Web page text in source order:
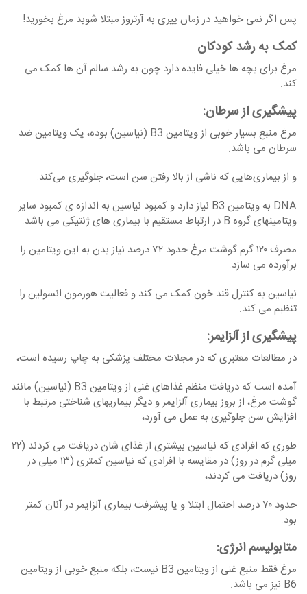
پس اگر نمی خواهید در زمان پیری به آرتروز مبتلا شوبد مرغ بخورید!
کمک به رشد کودکان
مرغ برای بچه ها خیلی فایده دارد چون به رشد سالم آن ها کمک می
کند.
پیشگیری از سرطان:
مرغ منبع بسیار خوبی از ویتامین B3 (نیاسین) بوده، یک ویتامین ضد
سرطان می ‏باشد.
و از بیماری‌هایی که ناشی از بالا رفتن سن است، جلوگیری می‌کند.
DNA به ویتامین B3 نیاز دارد و کمبود نیاسین به اندازه ‏ی کمبود سایر
ویتامین‏های گروه B در ارتباط مستقیم با بیماری های ژنتیکی می ‏باشد.
مصرف ۱۲۰ گرم گوشت مرغ حدود ۷۲ درصد نیاز بدن به این ویتامین را
برآورده می ‏سازد.
نیاسین به کنترل قند خون کمک می ‏کند و فعالیت هورمون انسولین را
تنظیم می ‏کند.
پیشگیری از آلزایمر:
در مطالعات معتبری که در مجلات مختلف پزشکی به چاپ رسیده است،
آمده است که دریافت منظم غذاهای غنی از ویتامین B3 (نیاسین) مانند
گوشت مرغ، از بروز بیماری آلزایمر و دیگر بیماری‏های شناختی مرتبط با
افزایش سن جلوگیری به عمل می‏ آورد،
طوری که افرادی که نیاسین بیشتری از غذای ‏شان دریافت می ‏کردند (۲۲
میلی گرم در روز) در مقایسه با افرادی که نیاسین کمتری (۱۳ میلی در
روز) دریافت می ‏کردند،
حدود ۷۰ درصد احتمال ابتلا و یا پیشرفت بیماری آلزایمر در آنان کمتر
بود.
متابولیسم انرژی:
مرغ فقط منبع غنی از ویتامین B3 نیست، بلکه منبع خوبی از ویتامین
B6 نیز می‏ باشد.